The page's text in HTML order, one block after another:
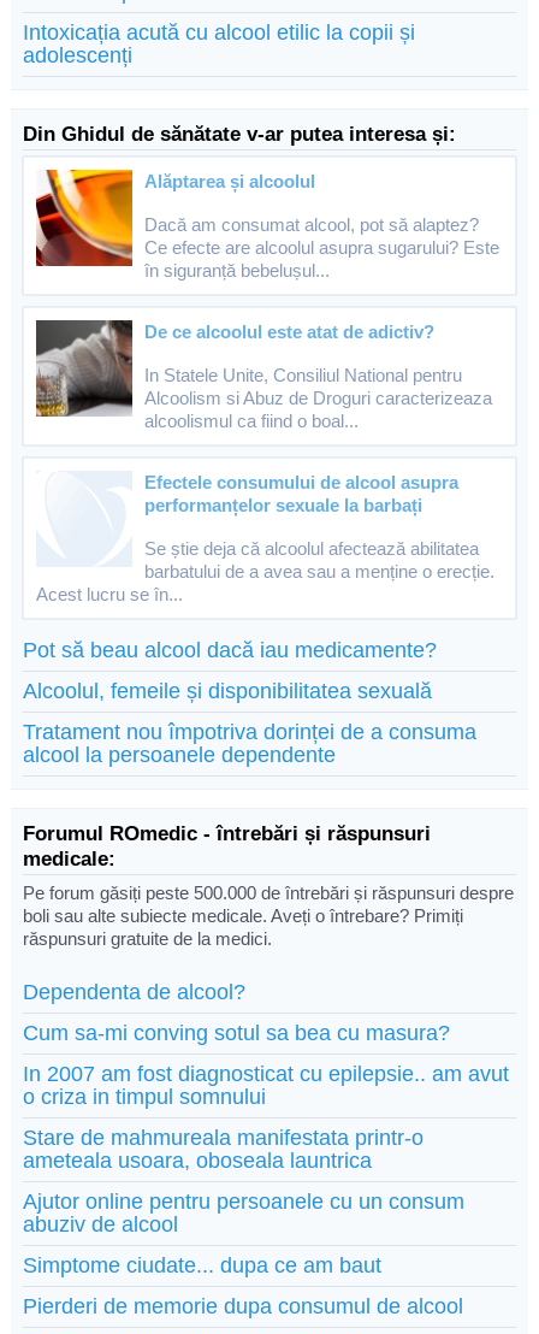
Intoxicația acută cu alcool etilic la copii și
adolescenți
Din Ghidul de sănătate v-ar putea interesa și:
Alăptarea și alcoolul
Dacă am consumat alcool, pot să alaptez?
Ce efecte are alcoolul asupra sugarului? Este
în siguranță bebelușul...
De ce alcoolul este atat de adictiv?
In Statele Unite, Consiliul National pentru
Alcoolism si Abuz de Droguri caracterizeaza
alcoolismul ca fiind o boal...
Efectele consumului de alcool asupra
performanțelor sexuale la barbați
Se știe deja că alcoolul afectează abilitatea
barbatului de a avea sau a menține o erecție.
Acest lucru se în...
Pot să beau alcool dacă iau medicamente?
Alcoolul, femeile și disponibilitatea sexuală
Tratament nou împotriva dorinței de a consuma
alcool la persoanele dependente
Forumul ROmedic - întrebări și răspunsuri
medicale:
Pe forum găsiți peste 500.000 de întrebări și răspunsuri despre
boli sau alte subiecte medicale. Aveți o întrebare? Primiți
răspunsuri gratuite de la medici.
Dependenta de alcool?
Cum sa-mi conving sotul sa bea cu masura?
In 2007 am fost diagnosticat cu epilepsie.. am avut
o criza in timpul somnului
Stare de mahmureala manifestata printr-o
ameteala usoara, oboseala launtrica
Ajutor online pentru persoanele cu un consum
abuziv de alcool
Simptome ciudate... dupa ce am baut
Pierderi de memorie dupa consumul de alcool